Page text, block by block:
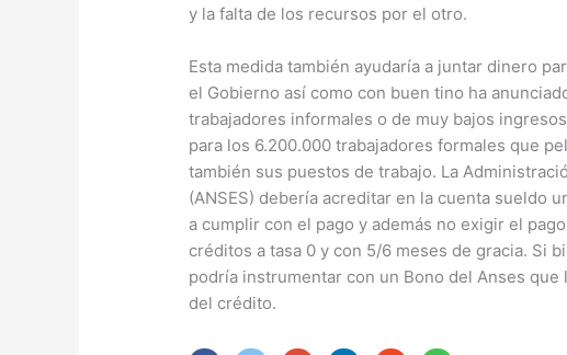
y la falta de los recursos por el otro.
Esta medida también ayudaría a juntar dinero
el Gobierno así como con buen tino ha
trabajadores informales o de muy bajos
para los 6.200.000 trabajadores formales que
también sus puestos de trabajo. La
(ANSES) debería acreditar en la cuenta sueldo
a cumplir con el pago y además no exigir el
créditos a tasa 0 y con 5/6 meses de gracia. Si
podría instrumentar con un Bono del Anses
del crédito.